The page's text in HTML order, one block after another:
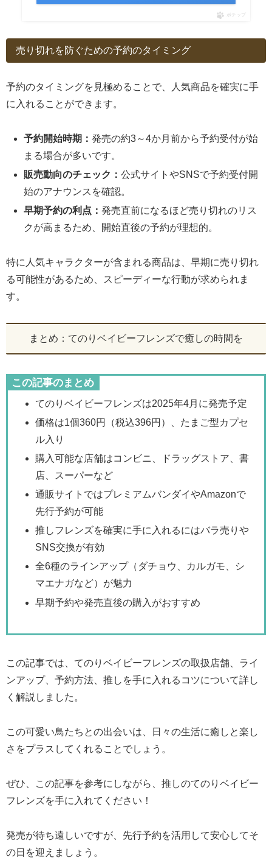
ポチップ
売り切れを防ぐための予約のタイミング
予約のタイミングを見極めることで、人気商品を確実に手
に入れることができます。
予約開始時期：発売の約3～4か月前から予約受付が始
まる場合が多いです。
販売動向のチェック：公式サイトやSNSで予約受付開
始のアナウンスを確認。
早期予約の利点：発売直前になるほど売り切れのリス
クが高まるため、開始直後の予約が理想的。
特に人気キャラクターが含まれる商品は、早期に売り切れ
る可能性があるため、スピーディーな行動が求められま
す。
まとめ：てのりベイビーフレンズで癒しの時間を
この記事のまとめ
てのりベイビーフレンズは2025年4月に発売予定
価格は1個360円（税込396円）、たまご型カプセ
ル入り
購入可能な店舗はコンビニ、ドラッグストア、書
店、スーパーなど
通販サイトではプレミアムバンダイやAmazonで
先行予約が可能
推しフレンズを確実に手に入れるにはバラ売りや
SNS交換が有効
全6種のラインアップ（ダチョウ、カルガモ、シ
マエナガなど）が魅力
早期予約や発売直後の購入がおすすめ
この記事では、てのりベイビーフレンズの取扱店舗、ライ
ンアップ、予約方法、推しを手に入れるコツについて詳し
く解説しました。
この可愛い鳥たちとの出会いは、日々の生活に癒しと楽し
さをプラスしてくれることでしょう。
ぜひ、この記事を参考にしながら、推しのてのりベイビー
フレンズを手に入れてください！
発売が待ち遠しいですが、先行予約を活用して安心してそ
の日を迎えましょう。